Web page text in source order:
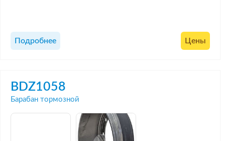
Подробнее Цены
BDZ1058
Барабан тормозной